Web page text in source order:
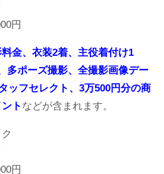
円
金、衣装2着、主役着付け1
多ポーズ撮影、全撮影画像デー
ッフセレクト、3万500円分の商
ト などが含まれます。
円